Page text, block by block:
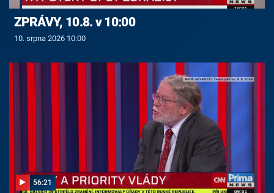
ZPRÁVY, 10.8. v 10:00
10. srpna 2026 10:00
56:21